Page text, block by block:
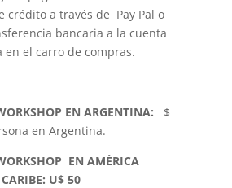
crédito a través de Pay Pal o
bancaria a la cuenta
en el carro de compras.
EN ARGENTINA: $
en Argentina.
EN AMÉRICA
U$ 50